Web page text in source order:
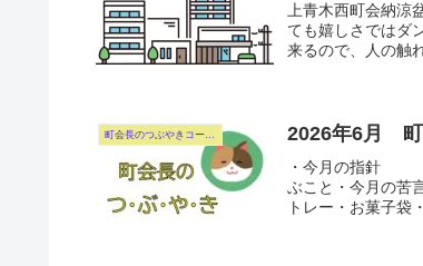
上青木西町会納涼
ても嬉しさではダ
来るので、人の触
2026年6月 町
・今月の指針
ぶこと・今月の
トレー・お菓子袋